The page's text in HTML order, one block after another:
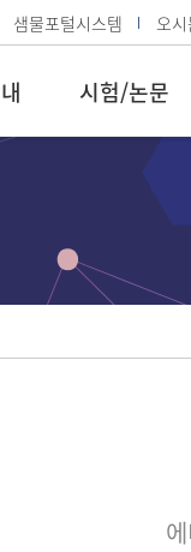
샘물포털시스템 오시
시험/논문